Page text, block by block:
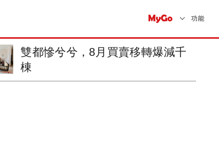
功能
雙都慘兮兮，8月買賣移轉爆減千
棟